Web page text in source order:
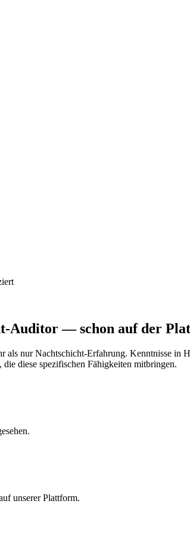
Auditor— schon auf der
nur Nachtschicht-Erfahrung. Kenntnisse in
diese spezifischen Fähigkeiten mitbringen.
unserer Plattform.